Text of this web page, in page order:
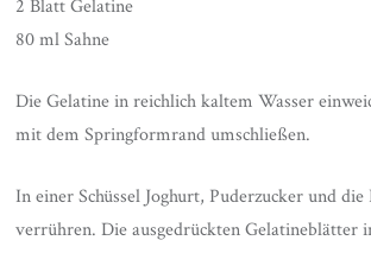
2 Blatt Gelatine
80 ml Sahne
Die Gelatine in reichlich kaltem Wasser
mit dem Springformrand umschließen.
In einer Schüssel Joghurt, Puderzucker und
verrühren. Die ausgedrückten Gelatineblätter